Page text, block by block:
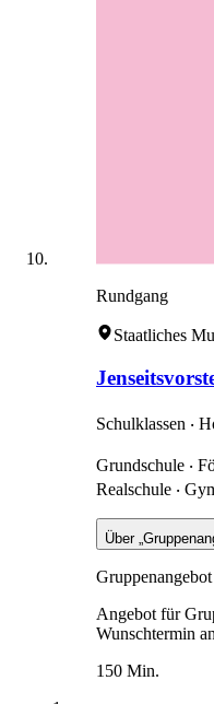
Rundgang
Staatliches
Schulklassen ‧
Grundschule ‧
Realschule ‧
Über
Gruppenangebot
Angebot für
Wunschtermin
150 Min.